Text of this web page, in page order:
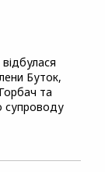
Буток,
та
супроводу